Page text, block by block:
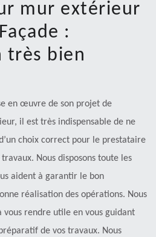
mur extérieur
:
très bien
en œuvre de son projet de
il est très indispensable de ne
choix correct pour le prestataire
Nous disposons toute les
aident à garantir le bon
réalisation des opérations. Nous
vous rendre utile en vous guidant
de vos travaux. Nous